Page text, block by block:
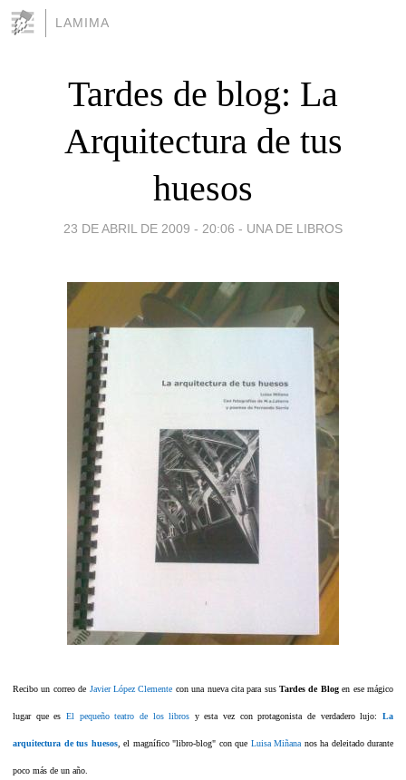
LAMIMA
Tardes de blog: La
Arquitectura de tus
huesos
23 DE ABRIL DE 2009 - 20:06 - UNA DE LIBROS
Recibo un correo de Javier López Clemente con una nueva cita para susTardes de Blogen ese mágico
lugar que es El pequeño teatro de los libros y esta vez con protagonista de verdadero lujo:La
arquitectura de tus huesos, el magnífico "libro-blog" con que Luisa Miñana nos ha deleitado durante
poco más de un año.